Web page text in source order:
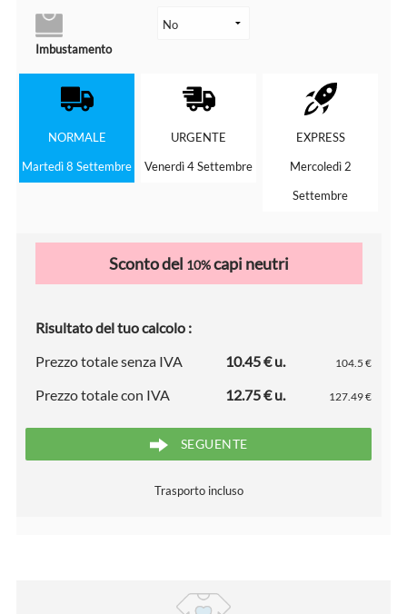
Imbustamento
NORMALE
Martedì 8 Settembre
URGENTE
Venerdì 4 Settembre
EXPRESS
Mercoledì 2
Settembre
Sconto del 10%capi neutri
Risultato del tuo calcolo :
Prezzo totale senza IVA
10.45 € u. 104.5 €
Prezzo totale con IVA 12.75 € u. 127.49 €
SEGUENTE
Trasporto incluso